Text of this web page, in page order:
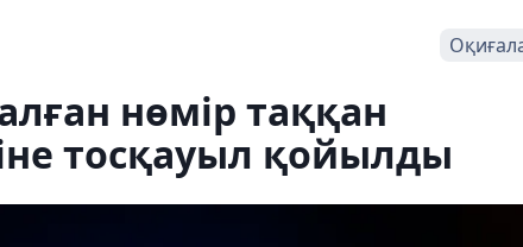
нөмір таққан
тосқауыл қойылды